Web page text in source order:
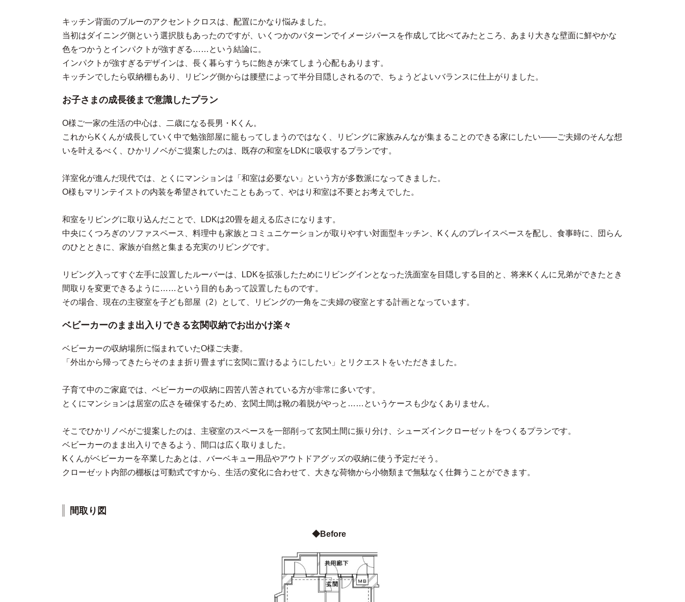
キッチン背面のブルーのアクセントクロスは、配置にかなり悩みました。
当初はダイニング側という選択肢もあったのですが、いくつかのパターンでイメージパースを作成して比べてみたところ、あまり大きな壁面に鮮やかな
色をつかうとインパクトが強すぎる……という結論に。
インパクトが強すぎるデザインは、長く暮らすうちに飽きが来てしまう心配もあります。
キッチンでしたら収納棚もあり、リビング側からは腰壁によって半分目隠しされるので、ちょうどよいバランスに仕上がりました。
お子さまの成長後まで意識したプラン
O様ご一家の生活の中心は、二歳になる長男・Kくん。
これからKくんが成長していく中で勉強部屋に籠もってしまうのではなく、リビングに家族みんなが集まることのできる家にしたい――ご夫婦のそんな想
いを叶えるべく、ひかリノベがご提案したのは、既存の和室をLDKに吸収するプランです。
洋室化が進んだ現代では、とくにマンションは「和室は必要ない」という方が多数派になってきました。
O様もマリンテイストの内装を希望されていたこともあって、やはり和室は不要とお考えでした。
和室をリビングに取り込んだことで、LDKは20畳を超える広さになります。
中央にくつろぎのソファスペース、料理中も家族とコミュニケーションが取りやすい対面型キッチン、Kくんのプレイスペースを配し、食事時に、団らん
のひとときに、家族が自然と集まる充実のリビングです。
リビング入ってすぐ左手に設置したルーバーは、LDKを拡張したためにリビングインとなった洗面室を目隠しする目的と、将来Kくんに兄弟ができたとき
間取りを変更できるように……という目的もあって設置したものです。
その場合、現在の主寝室を子ども部屋（2）として、リビングの一角をご夫婦の寝室とする計画となっています。
ベビーカーのまま出入りできる玄関収納でお出かけ楽々
ベビーカーの収納場所に悩まれていたO様ご夫妻。
「外出から帰ってきたらそのまま折り畳まずに玄関に置けるようにしたい」とリクエストをいただきました。
子育て中のご家庭では、ベビーカーの収納に四苦八苦されている方が非常に多いです。
とくにマンションは居室の広さを確保するため、玄関土間は靴の着脱がやっと……というケースも少なくありません。
そこでひかリノベがご提案したのは、主寝室のスペースを一部削って玄関土間に振り分け、シューズインクローゼットをつくるプランです。
ベビーカーのまま出入りできるよう、間口は広く取りました。
Kくんがベビーカーを卒業したあとは、バーベキュー用品やアウトドアグッズの収納に使う予定だそう。
クローゼット内部の棚板は可動式ですから、生活の変化に合わせて、大きな荷物から小物類まで無駄なく仕舞うことができます。
間取り図